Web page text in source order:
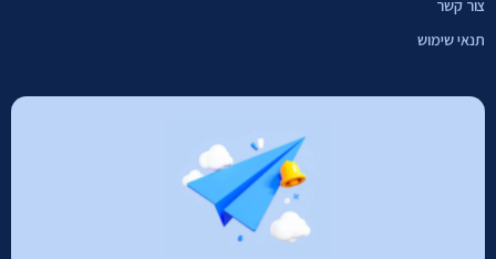
צור קשר
תנאי שימוש